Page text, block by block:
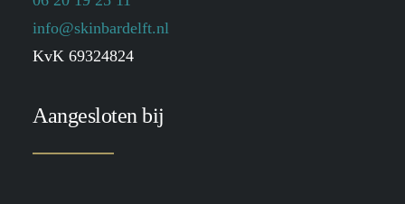
info@skinbardelft.nl
KvK 69324824
Aangesloten bij